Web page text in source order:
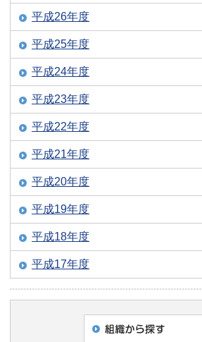
平成26年度
平成25年度
平成24年度
平成23年度
平成22年度
平成21年度
平成20年度
平成19年度
平成18年度
平成17年度